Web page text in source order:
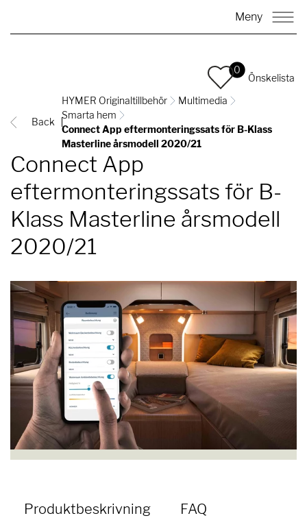
Meny
0
Önskelista
Back
HYMER Originaltillbehör
Multimedia
Smarta hem
Connect App eftermonteringssats för B-Klass
Masterline årsmodell 2020/21
Connect App
eftermonteringssats för B-
Klass Masterline årsmodell
2020/21
Produktbeskrivning FAQ